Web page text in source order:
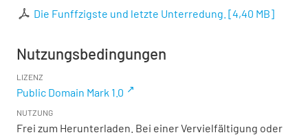
Die Funffzigste und letzte Unterredung. [4,40 MB]
Nutzungsbedingungen
LIZENZ
Public Domain Mark 1.0
NUTZUNG
Frei zum Herunterladen. Bei einer Vervielfältigung oder